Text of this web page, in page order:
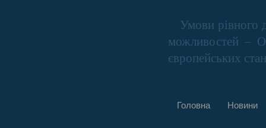
Умови рівного
можливостей –
європейських
Головна Новини